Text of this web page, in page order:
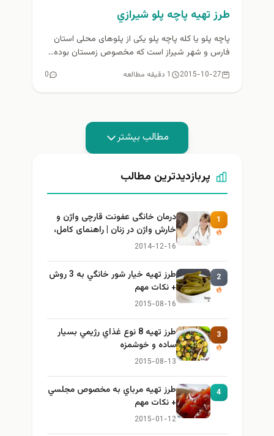
طرز تهيه پاچه پلو شيرازي
پاچه پلو یا کله پاچه پلو یکی از پلوهای محلی استان
فارس و شهر شیراز است که مخصوص زمستان بوده...
2015-10-27 1 دقیقه مطالعه 0
مطالب بیشتر
پربازدیدترین مطالب
1
درمان خانگی عفونت قارچی واژن و
خارش واژن در زنان | راهنمای کامل،
ایمن و کاربردی
2014-12-16
2
طرز تهيه خیار شور خانگي به 3 روش
+ نكات مهم
2015-08-16
3
طرز تهيه 8 نوع غذاي رژيمي بسيار
ساده و خوشمزه
2015-08-13
4
طرز تهيه مرباي به مخصوص مجلسي
+ نكات مهم
2015-01-12